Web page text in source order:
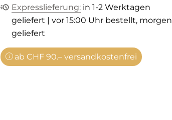
Expresslieferung:in 1-2 Werktagen
geliefert | vor 15:00 Uhr bestellt, morgen
geliefert
ab CHF 90.– versandkostenfrei